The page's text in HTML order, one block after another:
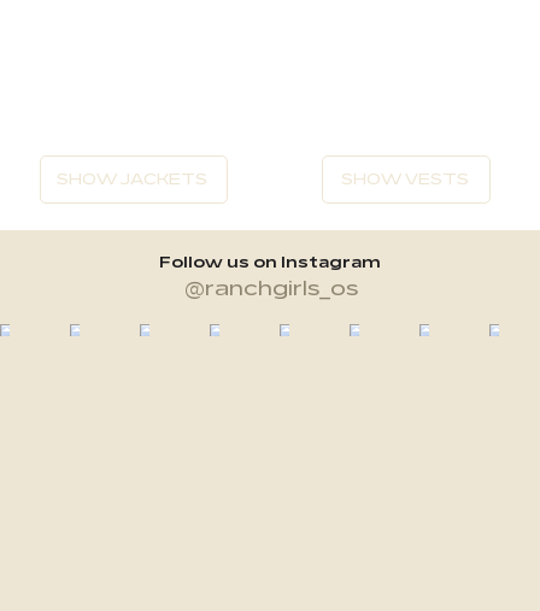
SHOW JACKETS SHOW VESTS
Follow us on Instagram
@ranchgirls_os